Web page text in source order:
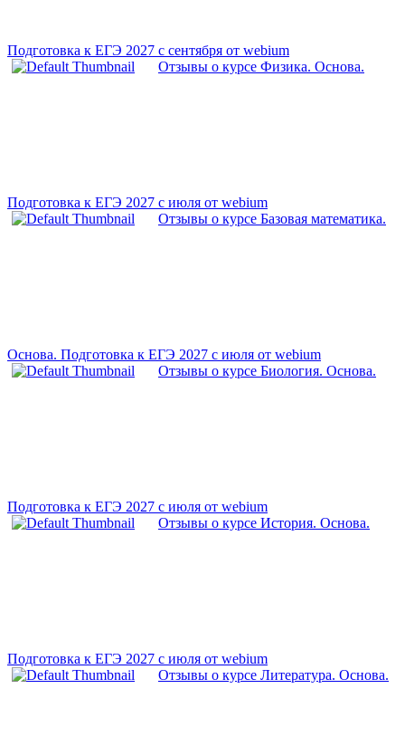
Подготовка к ЕГЭ 2027 с сентября от webium
Отзывы о курсе Физика. Основа.
Подготовка к ЕГЭ 2027 с июля от webium
Отзывы о курсе Базовая математика.
Основа. Подготовка к ЕГЭ 2027 с июля от webium
Отзывы о курсе Биология. Основа.
Подготовка к ЕГЭ 2027 с июля от webium
Отзывы о курсе История. Основа.
Подготовка к ЕГЭ 2027 с июля от webium
Отзывы о курсе Литература. Основа.